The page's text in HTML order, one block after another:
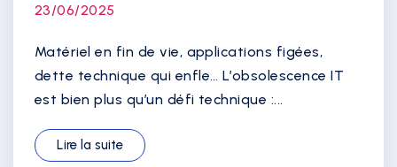
23/06/2025
Matériel en fin de vie, applications figées,
dette technique qui enfle… L’obsolescence IT
est bien plus qu’un défi technique :...
Lire la suite